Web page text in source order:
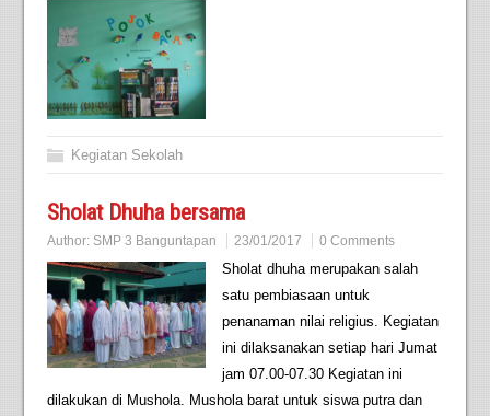
Kegiatan Sekolah
Sholat Dhuha bersama
Author: SMP 3 Banguntapan 23/01/2017 0 Comments
Sholat dhuha merupakan salah
satu pembiasaan untuk
penanaman nilai religius. Kegiatan
ini dilaksanakan setiap hari Jumat
jam 07.00-07.30 Kegiatan ini
dilakukan di Mushola. Mushola barat untuk siswa putra dan